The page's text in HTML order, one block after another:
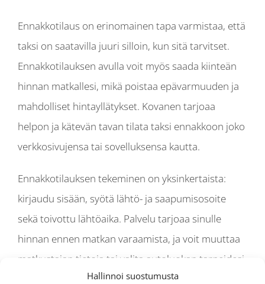
Hallinnoi suostumusta
Ennakkotilaus on erinomainen tapa varmistaa, että
taksi on saatavilla juuri silloin, kun sitä tarvitset.
Ennakkotilauksen avulla voit myös saada kiinteän
hinnan matkallesi, mikä poistaa epävarmuuden ja
mahdolliset hintayllätykset. Kovanen tarjoaa
helpon ja kätevän tavan tilata taksi ennakkoon joko
verkkosivujensa tai sovelluksensa kautta.
Ennakkotilauksen tekeminen on yksinkertaista:
kirjaudu sisään, syötä lähtö- ja saapumisosoite
sekä toivottu lähtöaika. Palvelu tarjoaa sinulle
hinnan ennen matkan varaamista, ja voit muuttaa
matkustajan tietoja tai valita autoluokan tarpeidesi
mukaan. Tämä tekee matkustamisesta stressitöntä